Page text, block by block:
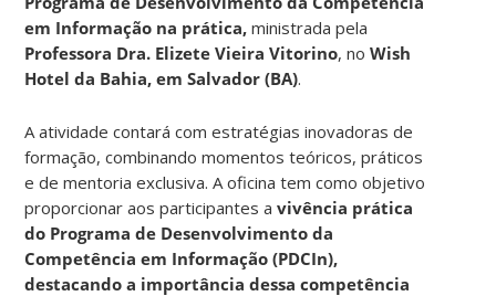
em Informação na prática,ministrada pela
Professora Dra. Elizete Vieira Vitorino, noWish
Hotel da Bahia, em Salvador (BA).
A atividade contará com estratégias inovadoras de
formação, combinando momentos teóricos, práticos
e de mentoria exclusiva. A oficina tem como objetivo
proporcionar aos participantes avivência prática
do Programa de Desenvolvimento da
Competência em Informação (PDCIn),
destacando a importância dessa competência